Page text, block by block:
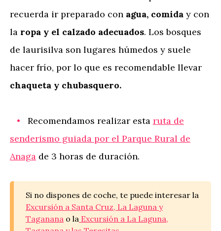
recuerda ir preparado con agua, comida y con
la ropa y el calzado adecuados. Los bosques
de laurisilva son lugares húmedos y suele
hacer frío, por lo que es recomendable llevar
chaqueta y chubasquero.
Recomendamos realizar esta ruta de
senderismo guiada por el Parque Rural de
Anaga de 3 horas de duración.
Si no dispones de coche, te puede interesar la
Excursión a Santa Cruz, La Laguna y
Taganana o la Excursión a La Laguna,